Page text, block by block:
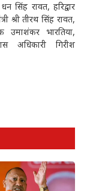
सिंह रावत, हरिद्वार
श्री तीरथ सिंह रावत,
उमाशंकर भारतिया,
अधिकारी गिरीश